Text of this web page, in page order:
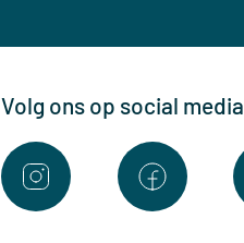
Volg ons op social media